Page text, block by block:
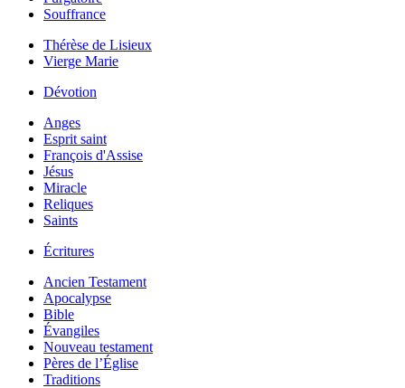
Souffrance
Thérèse de Lisieux
Vierge Marie
Dévotion
Anges
Esprit saint
François d'Assise
Jésus
Miracle
Reliques
Saints
Écritures
Ancien Testament
Apocalypse
Bible
Évangiles
Nouveau testament
Pères de l’Église
Traditions